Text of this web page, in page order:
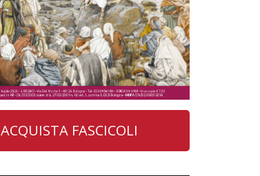
ACQUISTA FASCICOLI